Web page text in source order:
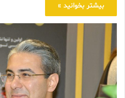
بیشتر بخوانید »